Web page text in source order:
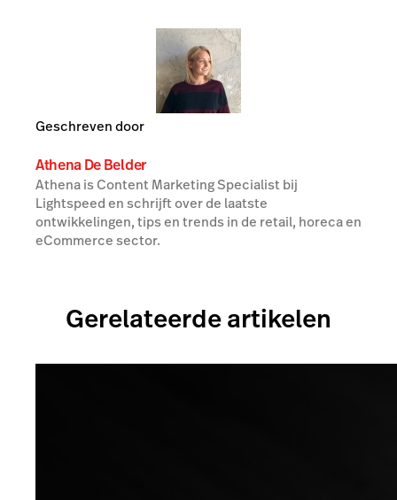
Geschreven door
Athena De Belder
Athena is Content Marketing Specialist bij
Lightspeed en schrijft over de laatste
ontwikkelingen, tips en trends in de retail, horeca en
eCommerce sector.
Gerelateerde artikelen